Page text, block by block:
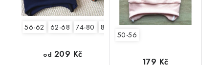
56-62 62-68 74-80 80-86
od 209 Kč
50-56
179 Kč